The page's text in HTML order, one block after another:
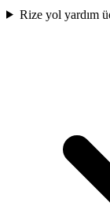
Rize yol yardım